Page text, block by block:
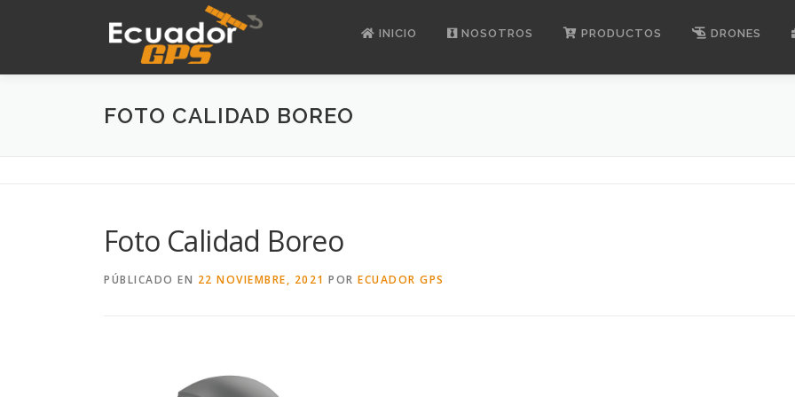
INICIO NOSOTROS PRODUCTOS DRONES
FOTO CALIDAD BOREO
Foto Calidad Boreo
PÚBLICADO EN 22 NOVIEMBRE, 2021 POR ECUADOR GPS